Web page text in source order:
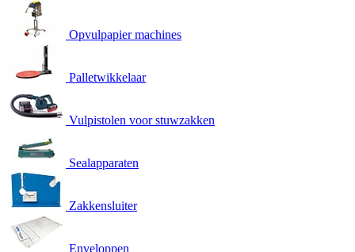
Opvulpapier machines
Palletwikkelaar
Vulpistolen voor stuwzakken
Sealapparaten
Zakkensluiter
Enveloppen